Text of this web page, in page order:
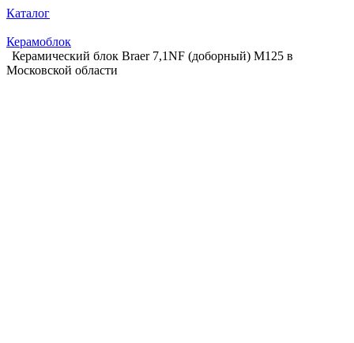
Каталог
Керамоблок
Керамический блок Braer 7,1NF (доборный) М125 в
Московской области